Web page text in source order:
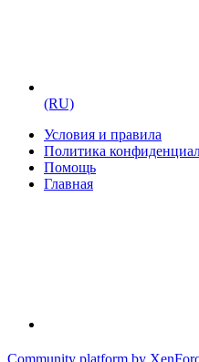
(RU)
Условия и правила
Политика
Помощь
Главная
Community platform by